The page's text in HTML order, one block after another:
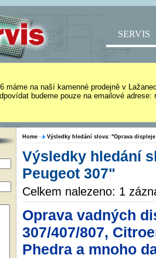
SERVIS
máme na naší kamenné prodejně v
budeme pouze na emailové
Home Výsledky hledání slova: "Oprava displeje
Výsledky hledání
Peugeot 307"
Celkem nalezeno: 1
Oprava vadných
307/407/807,
Phedra a mnoho